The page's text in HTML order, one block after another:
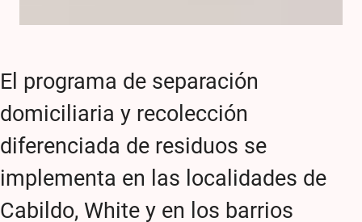
El programa de separación
domiciliaria y recolección
diferenciada de residuos se
implementa en las localidades de
Cabildo, White y en los barrios